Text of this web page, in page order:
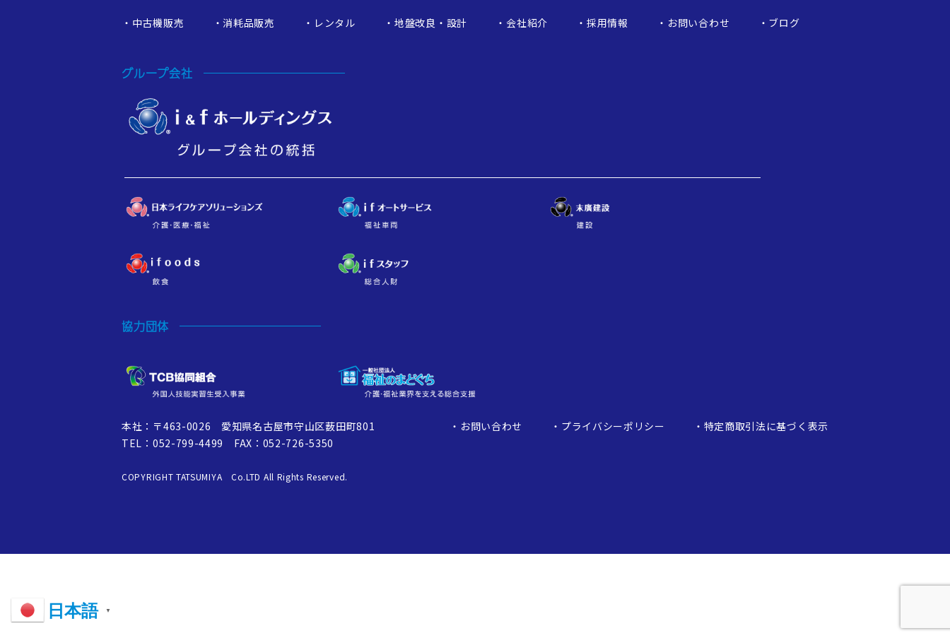
中古機販売 消耗品販売 レンタル 地盤改良・設計 会社紹介 採用情報 お問い合わせ ブログ
グループ会社
協力団体
本社：〒463-0026 愛知県名古屋市守山区薮田町801
TEL：052-799-4499 FAX：052-726-5350
お問い合わせ プライバシーポリシー 特定商取引法に基づく表示
COPYRIGHT TATSUMIYA Co.LTD All Rights Reserved.
日本語 ▼